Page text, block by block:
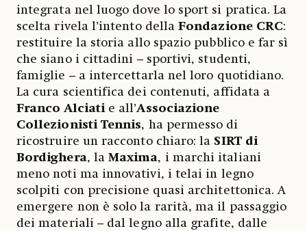
integrata nel luogo dove lo sport si pratica. La
scelta rivela l’intento della Fondazione CRC:
restituire la storia allo spazio pubblico e far sì
che siano i cittadini – sportivi, studenti,
famiglie – a intercettarla nel loro quotidiano.
La cura scientifica dei contenuti, affidata a
Franco Alciatie all’Associazione
Collezionisti Tennis, ha permesso di
ricostruire un racconto chiaro: la SIRT di
Bordighera, laMaxima, i marchi italiani
meno noti ma innovativi, i telai in legno
scolpiti con precisione quasi architettonica. A
emergere non è solo la rarità, ma il passaggio
dei materiali – dal legno alla grafite, dalle